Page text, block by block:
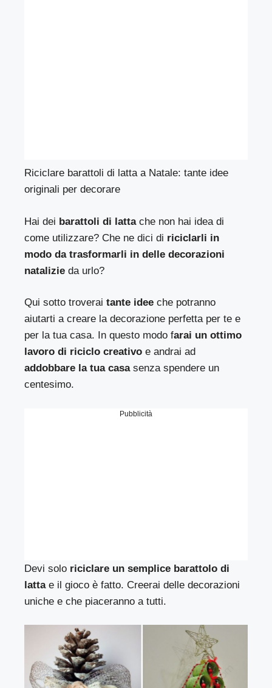
Riciclare barattoli di latta a Natale: tante idee
originali per decorare
Hai dei barattoli di lattache non hai idea di
come utilizzare? Che ne dici di riciclarli in
modo da trasformarli in delle decorazioni
natalizie da urlo?
Qui sotto troveraitante idee che potranno
aiutarti a creare la decorazione perfetta per te e
per la tua casa. In questo modo farai un ottimo
lavoro di riciclo creativo e andrai ad
addobbare la tua casasenza spendere un
centesimo.
Pubblicità
Devi solo riciclare un semplice barattolo di
lattae il gioco è fatto. Creerai delle decorazioni
uniche e che piaceranno a tutti.